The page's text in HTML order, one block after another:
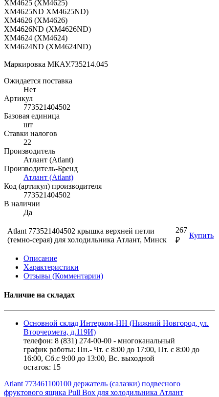
ХМ4625 (XM4625)
ХМ4625ND XM4625ND)
ХМ4626 (XM4626)
ХМ4626ND (XM4626ND)
ХМ4624 (XM4624)
ХМ4624ND (XM4624ND)
Маркировка МКАУ.735214.045
Ожидается поставка
Нет
Артикул
773521404502
Базовая единица
шт
Ставки налогов
22
Производитель
Атлант (Atlant)
Производитель-Бренд
Атлант (Atlant)
Код (артикул) производителя
773521404502
В наличии
Да
Atlant 773521404502 крышка верхней петли
(темно-серая) для холодильника Атлант, Минск
267
₽
Купить
Описание
Характеристики
Отзывы (Комментарии)
Наличие на складах
Основной склад Интерком-НН (Нижний Новгород, ул.
Вторчермета, д.119И)
телефон: 8 (831) 274-00-00 - многоканальный
график работы: Пн.- Чт. с 8:00 до 17:00, Пт. с 8:00 до
16:00, Сб.с 9:00 до 13:00, Вс. выходной
остаток: 15
Atlant 773461100100 держатель (салазки) подвесного
фруктового ящика Pull Box для холодильника Атлант